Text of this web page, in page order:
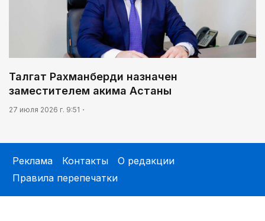
Талгат Рахманберди назначен
заместителем акима Астаны
27 июля 2026 г. 9:51
Реклама Контакты
О редакции
Правила перепечатки